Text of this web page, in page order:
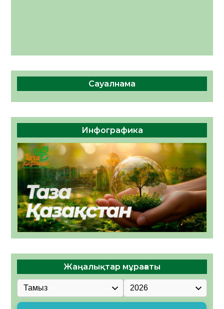
Сауалнама
Инфографика
Жаңалықтар мұрағаты